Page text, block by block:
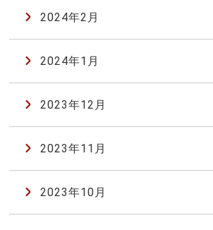
2024年2月
2024年1月
2023年12月
2023年11月
2023年10月